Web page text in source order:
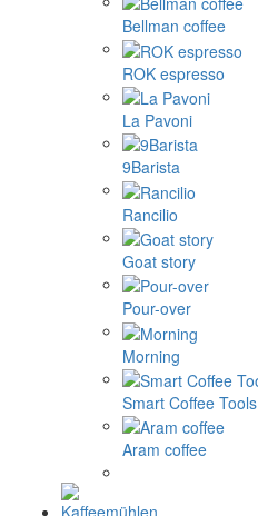
Bellman coffee
ROK espresso
La Pavoni
9Barista
Rancilio
Goat story
Pour-over
Morning
Smart Coffee Tools
Aram coffee